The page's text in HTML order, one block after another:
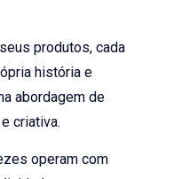
produtos, cada
história e
abordagem de
criativa.
operam com